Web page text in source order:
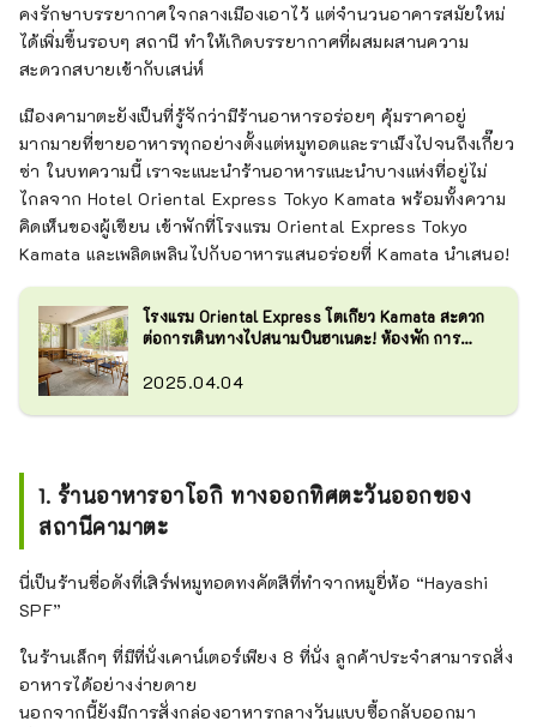
คงรักษาบรรยากาศใจกลางเมืองเอาไว้ แต่จำนวนอาคารสมัยใหม่
ได้เพิ่มขึ้นรอบๆ สถานี ทำให้เกิดบรรยากาศที่ผสมผสานความ
สะดวกสบายเข้ากับเสน่ห์
เมืองคามาตะยังเป็นที่รู้จักว่ามีร้านอาหารอร่อยๆ คุ้มราคาอยู่
มากมายที่ขายอาหารทุกอย่างตั้งแต่หมูทอดและราเม็งไปจนถึงเกี๊ยว
ซ่า ในบทความนี้ เราจะแนะนำร้านอาหารแนะนำบางแห่งที่อยู่ไม่
ไกลจาก Hotel Oriental Express Tokyo Kamata พร้อมทั้งความ
คิดเห็นของผู้เขียน เข้าพักที่โรงแรม Oriental Express Tokyo
Kamata และเพลิดเพลินไปกับอาหารแสนอร่อยที่ Kamata นำเสนอ!
โรงแรม Oriental Express โตเกียว Kamata สะดวก
ต่อการเดินทางไปสนามบินฮาเนดะ! ห้องพัก การ
2025.04.04
1. ร้านอาหารอาโอกิ ทางออกทิศตะวันออกของ
สถานีคามาตะ
นี่เป็นร้านชื่อดังที่เสิร์ฟหมูทอดทงคัตสึที่ทำจากหมูยี่ห้อ “Hayashi
SPF”
ในร้านเล็กๆ ที่มีที่นั่งเคาน์เตอร์เพียง 8 ที่นั่ง ลูกค้าประจำสามารถสั่ง
อาหารได้อย่างง่ายดาย
นอกจากนี้ยังมีการสั่งกล่องอาหารกลางวันแบบซื้อกลับออกมา